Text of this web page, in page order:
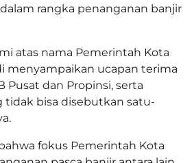
rangka penanganan banjir
atas nama Pemerintah Kota
menyampaikan ucapan terima
Pusat dan Propinsi, serta
tidak bisa disebutkan satu-
fokus Pemerintah Kota